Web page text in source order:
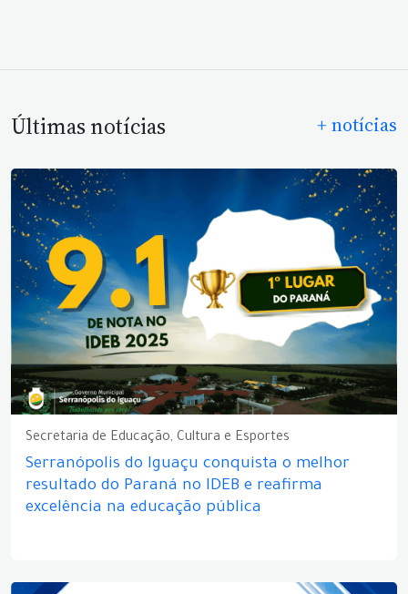
Últimas notícias + notícias
Secretaria de Educação, Cultura e Esportes
Serranópolis do Iguaçu conquista o melhor
resultado do Paraná no IDEB e reafirma
excelência na educação pública